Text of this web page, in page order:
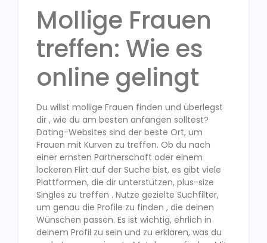
Mollige Frauen
treffen: Wie es
online gelingt
Du willst mollige Frauen finden und überlegst
dir , wie du am besten anfangen solltest?
Dating-Websites sind der beste Ort, um
Frauen mit Kurven zu treffen. Ob du nach
einer ernsten Partnerschaft oder einem
lockeren Flirt auf der Suche bist, es gibt viele
Plattformen, die dir unterstützen, plus-size
Singles zu treffen . Nutze gezielte Suchfilter,
um genau die Profile zu finden , die deinen
Wünschen passen. Es ist wichtig, ehrlich in
deinem Profil zu sein und zu erklären, was du